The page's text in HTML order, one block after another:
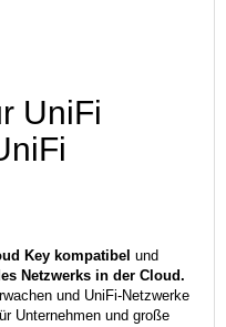
UniFi
Key kompatibel und
Netzwerks in der Cloud.
und UniFi-Netzwerke
Unternehmen und große